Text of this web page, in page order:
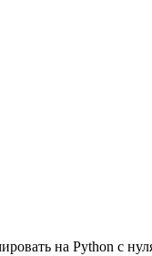
на Python с